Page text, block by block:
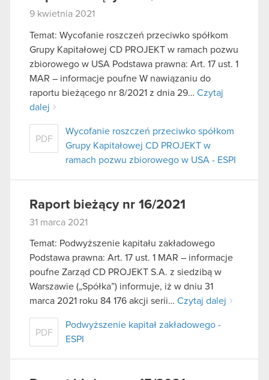
9 kwietnia 2021
Temat: Wycofanie roszczeń przeciwko spółkom
Grupy Kapitałowej CD PROJEKT w ramach pozwu
zbiorowego w USA Podstawa prawna: Art. 17 ust. 1
MAR – informacje poufne W nawiązaniu do
raportu bieżącego nr 8/2021 z dnia 29… Czytaj
dalej
PDF
Wycofanie roszczeń przeciwko spółkom
Grupy Kapitałowej CD PROJEKT w
ramach pozwu zbiorowego w USA - ESPI
Raport bieżący nr 16/2021
31 marca 2021
Temat: Podwyższenie kapitału zakładowego
Podstawa prawna: Art. 17 ust. 1 MAR – informacje
poufne Zarząd CD PROJEKT S.A. z siedzibą w
Warszawie („Spółka”) informuje, iż w dniu 31
marca 2021 roku 84 176 akcji serii… Czytaj dalej
PDF
Podwyższenie kapitał zakładowego -
ESPI